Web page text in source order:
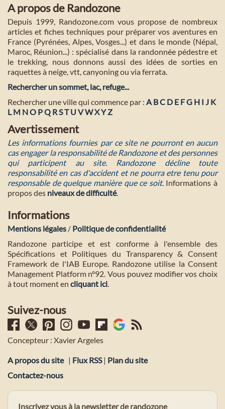
A propos de Randozone
Depuis 1999, Randozone.com vous propose de nombreux
articles et fiches techniques pour préparer vos aventures en
France (Pyrénées, Alpes, Vosges...) et dans le monde (Népal,
Maroc, Réunion...) : spécialisé dans la randonnée pédestre et
le trekking, nous donnons aussi des idées de sorties en
raquettes à neige, vtt, canyoning ou via ferrata.
Rechercher un sommet, lac, refuge...
Rechercher une ville qui commence par : A BC D E FG H I J K
L M NO PQ RST U VWXYZ
Avertissement
Les informations fournies par ce site ne pourront en aucun
cas engager la responsabilité de Randozone et des personnes
qui participent au site. Randozone décline toute
responsabilité en cas d'accident et ne pourra etre tenu pour
responsable de quelque manière que ce soit. Informations à
propos des niveaux de difficulté.
Informations
Mentions légales / Politique de confidentialité
Randozone participe et est conforme à l'ensemble des
Spécifications et Politiques du Transparency & Consent
Framework de l'IAB Europe. Randozone utilise la Consent
Management Platform n°92. Vous pouvez modifier vos choix
à tout moment en cliquant ici.
Suivez-nous
Concepteur : Xavier Argeles
A propos du site | Flux RSS| Plan du site
Contactez-nous
Inscrivez vous à la newsletter de randozone